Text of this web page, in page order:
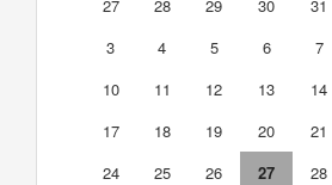
27
28 29 30 31
3
4 5 6 7
10
11 12 13 14
17
18 19 20 21
24
25 26 27 28